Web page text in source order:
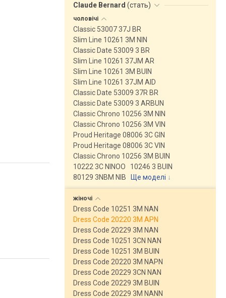
Claude Bernard (стать)
чоловічі
Classic 53007 37J BR
Slim Line 10261 3M NIN
Classic Date 53009 3 BR
Slim Line 10261 37JM AR
Slim Line 10261 3M BUIN
Slim Line 10261 37JM AID
Classic Date 53009 37R BR
Classic Date 53009 3 ARBUN
Classic Chrono 10256 3M NIN
Classic Chrono 10256 3M VIN
Proud Heritage 08006 3C GIN
Proud Heritage 08006 3C VIN
Classic Chrono 10256 3M BUIN
10222 3C NINOO
10246 3 BUIN
80129 3NBM NIB
Ще моделі ↓
жіночі
Dress Code 10251 3M NAN
Dress Code 20220 3M APN
Dress Code 20229 3M NAN
Dress Code 10251 3CN NAN
Dress Code 10251 3M BUIN
Dress Code 20220 3M NAPN
Dress Code 20229 3CN NAN
Dress Code 20229 3M BUIN
Dress Code 20229 3M NANN